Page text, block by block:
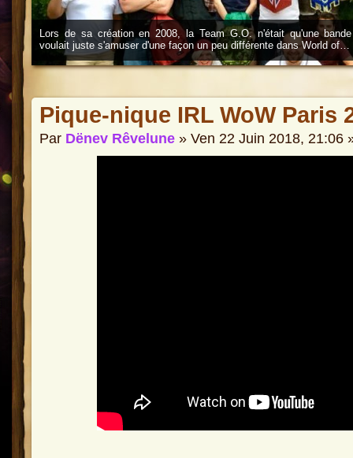
Lors de sa création en 2008, la Team G.O. n'était qu'une
voulait juste s'amuser d'une façon un peu différente dans World of…
Pique-nique IRL WoW Paris
Par Dënev Rêvelune » Ven 22 Juin 2018, 21:06